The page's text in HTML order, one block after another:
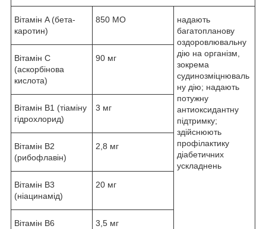
Вітамін A (бета-
каротин)
850 МО
надають
багатопланову
оздоровлювальну
дію на організм,
зокрема
судинозміцнюваль
ну дію; надають
потужну
антиоксидантну
підтримку;
здійснюють
профілактику
діабетичних
ускладнень
Вітамін C
(аскорбінова
кислота)
90 мг
Вітамін B1 (тіаміну
гідрохлорид)
3 мг
Вітамін B2
(рибофлавін)
2,8 мг
Вітамін B3
(ніацинамід)
20 мг
Вітамін B6
3,5 мг